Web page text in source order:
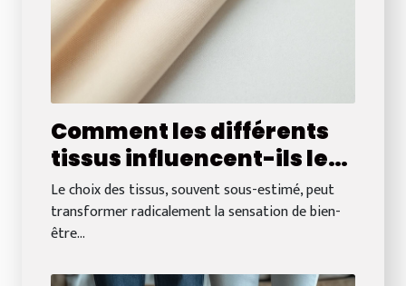
Comment les différents
tissus influencent-ils le
confort quotidien ?
Le choix des tissus, souvent sous-estimé, peut
transformer radicalement la sensation de bien-
être...